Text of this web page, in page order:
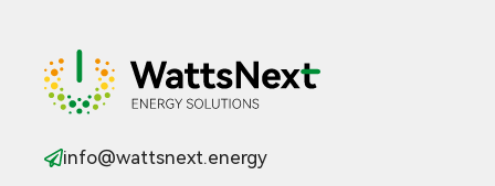
info@wattsnext.energy